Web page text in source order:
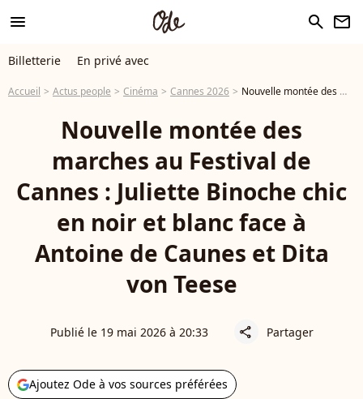
menu search newsletter
Billetterie En privé avec
Accueil Actus people Cinéma Cannes 2026 Nouvelle montée des marches au Festival de Cannes : Juliette Binoche chic en noir et blanc face à Antoine de Caunes et Dita von Teese
Nouvelle montée des
marches au Festival de
Cannes : Juliette Binoche chic
en noir et blanc face à
Antoine de Caunes et Dita
von Teese
Publié le 19 mai 2026 à 20:33 share Partager
Ajoutez Ode à vos sources préférées